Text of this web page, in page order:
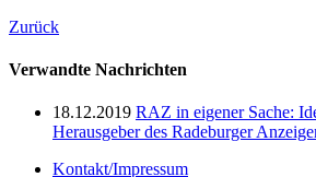
Zurück
Verwandte Nachrichten
18.12.2019 RAZ in eigener Sache:
Herausgeber des Radeburger
Kontakt/Impressum